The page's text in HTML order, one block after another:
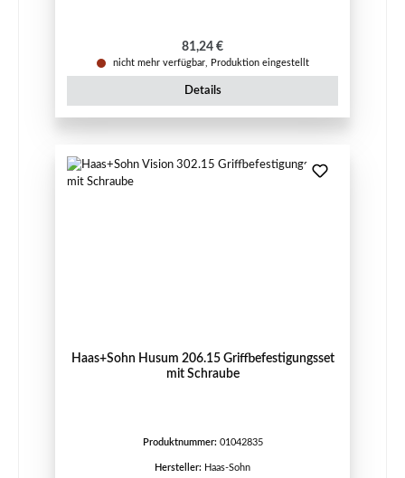
Regulärer Preis:
81,24 €
nicht mehr verfügbar, Produktion eingestellt
Details
Haas+Sohn Husum 206.15 Griffbefestigungsset
mit Schraube
Produktnummer: 01042835
Hersteller: Haas-Sohn